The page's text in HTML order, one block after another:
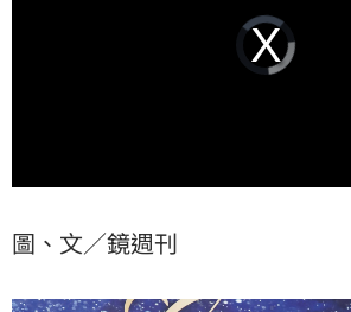
Video
Player
loading.
圖、文／鏡週刊